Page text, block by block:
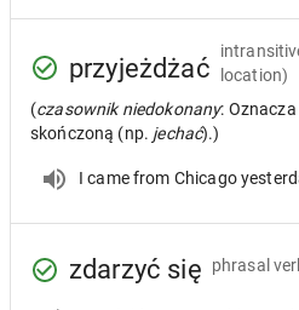
przyjeżdżać
location)
(czasownik niedokonany:
skończoną (np. jechać).)
I came from Chicago
zdarzyć się phrasal